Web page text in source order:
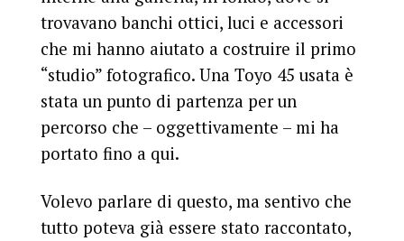
trovavano banchi ottici, luci e accessori
che mi hanno aiutato a costruire il primo
“studio” fotografico. Una Toyo 45 usata è
stata un punto di partenza per un
percorso che – oggettivamente – mi ha
portato fino a qui.
Volevo parlare di questo, ma sentivo che
tutto poteva già essere stato raccontato,